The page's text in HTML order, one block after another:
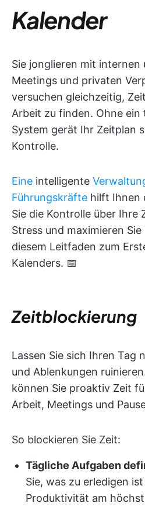
Kalender
Sie jonglieren mit internen
Meetings und privaten
versuchen gleichzeitig,
Arbeit zu finden. Ohne ein
System gerät Ihr Zeitplan
Kontrolle.
Eine intelligente
Führungskräfte hilft Ihnen
Sie die Kontrolle über Ihre
Stress und maximieren
diesem Leitfaden zum
Kalenders. 📅
Zeitblockierung
Lassen Sie sich Ihren Tag
und Ablenkungen
können Sie proaktiv Zeit
Arbeit, Meetings und
So blockieren Sie Zeit:
Tägliche Aufgaben
Sie, was zu erledigen
Produktivität am